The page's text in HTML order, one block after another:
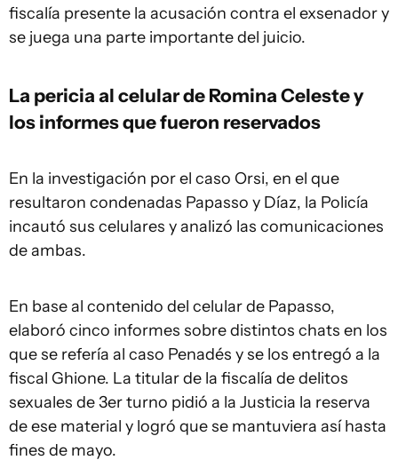
fiscalía presente la acusación contra el exsenador y
se juega una parte importante del juicio.
La pericia al celular de Romina Celeste y
los informes que fueron reservados
En la investigación por el caso Orsi, en el que
resultaron condenadas Papasso y Díaz, la Policía
incautó sus celulares y analizó las comunicaciones
de ambas.
En base al contenido del celular de Papasso,
elaboró cinco informes sobre distintos chats en los
que se refería al caso Penadés y se los entregó a la
fiscal Ghione. La titular de la fiscalía de delitos
sexuales de 3er turno pidió a la Justicia la reserva
de ese material y logró que se mantuviera así hasta
fines de mayo.